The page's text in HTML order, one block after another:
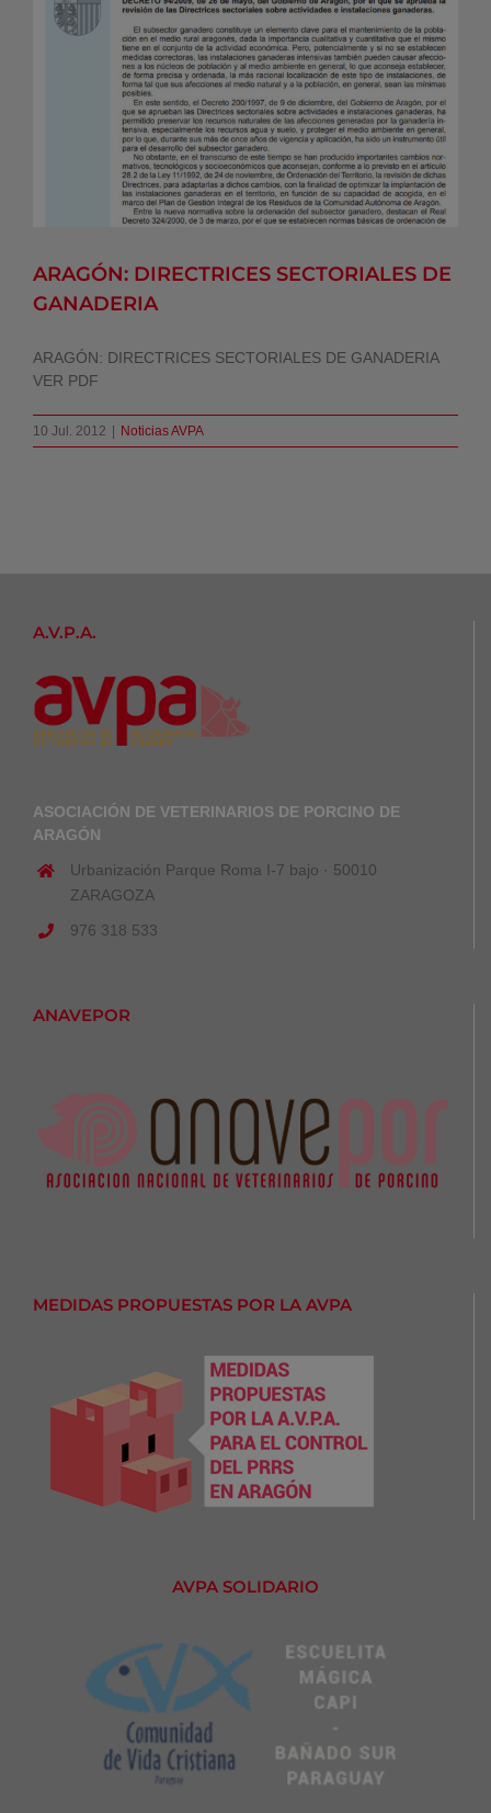
ARAGÓN: DIRECTRICES SECTORIALES
DE GANADERIA
Noticias AVPA
ARAGÓN: DIRECTRICES SECTORIALES DE
GANADERIA
ARAGÓN: DIRECTRICES SECTORIALES DE GANADERIA
VER PDF
10 Jul. 2012 | Noticias AVPA
A.V.P.A.
ASOCIACIÓN DE VETERINARIOS DE PORCINO DE
ARAGÓN
Urbanización Parque Roma I-7 bajo · 50010
ZARAGOZA
976 318 533
ANAVEPOR
MEDIDAS PROPUESTAS POR LA AVPA
AVPA SOLIDARIO